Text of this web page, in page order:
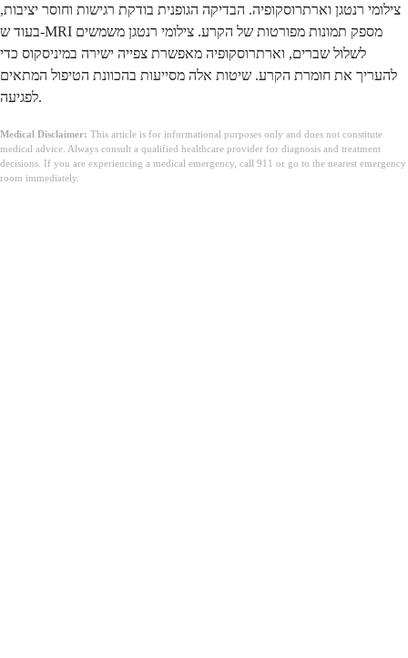
צילומי רנטגן וארתרוסקופיה. הבדיקה הגופנית בודקת רגישות וחוסר יציבות,
בעוד ש-MRI מספק תמונות מפורטות של הקרע. צילומי רנטגן משמשים
לשלול שברים, וארתרוסקופיה מאפשרת צפייה ישירה במיניסקוס כדי
להעריך את חומרת הקרע. שיטות אלה מסייעות בהכוונת הטיפול המתאים
לפגיעה.
Medical Disclaimer: This article is for informational purposes only and does not constitute
medical advice. Always consult a qualified healthcare provider for diagnosis and treatment
decisions. If you are experiencing a medical emergency, call 911 or go to the nearest emergency
room immediately.